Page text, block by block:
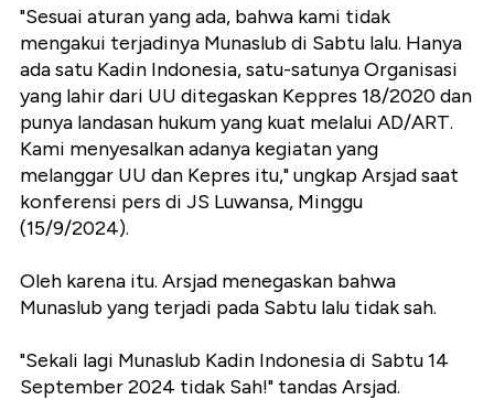
"Sesuai aturan yang ada, bahwa kami tidak
mengakui terjadinya Munaslub di Sabtu lalu. Hanya
ada satu Kadin Indonesia, satu-satunya Organisasi
yang lahir dari UU ditegaskan Keppres 18/2020 dan
punya landasan hukum yang kuat melalui AD/ART.
Kami menyesalkan adanya kegiatan yang
melanggar UU dan Kepres itu," ungkap Arsjad saat
konferensi pers di JS Luwansa, Minggu
(15/9/2024).
Oleh karena itu. Arsjad menegaskan bahwa
Munaslub yang terjadi pada Sabtu lalu tidak sah.
"Sekali lagi Munaslub Kadin Indonesia di Sabtu 14
September 2024 tidak Sah!" tandas Arsjad.